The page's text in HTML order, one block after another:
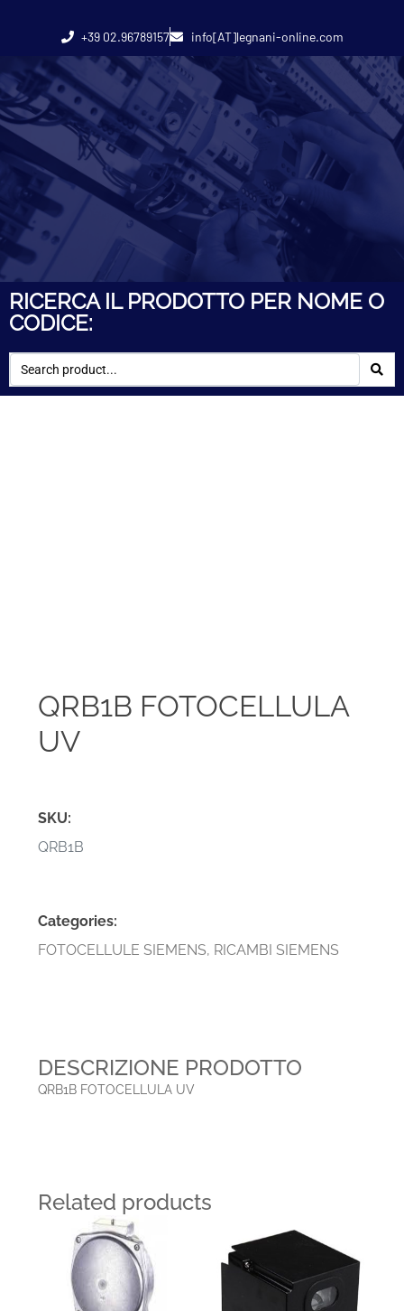
+39 02.96789157 info[AT]legnani-online.com
RICERCA IL PRODOTTO PER NOME O
CODICE:
QRB1B FOTOCELLULA
UV
SKU:
QRB1B
Categories:
FOTOCELLULE SIEMENS, RICAMBI SIEMENS
DESCRIZIONE PRODOTTO
QRB1B FOTOCELLULA UV
Related products